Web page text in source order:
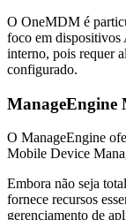
O OneMDM é
foco em dispositivos
interno, pois requer
configurado.
ManageEngine
O ManageEngine
Mobile Device
Embora não seja
fornece recursos
gerenciamento de